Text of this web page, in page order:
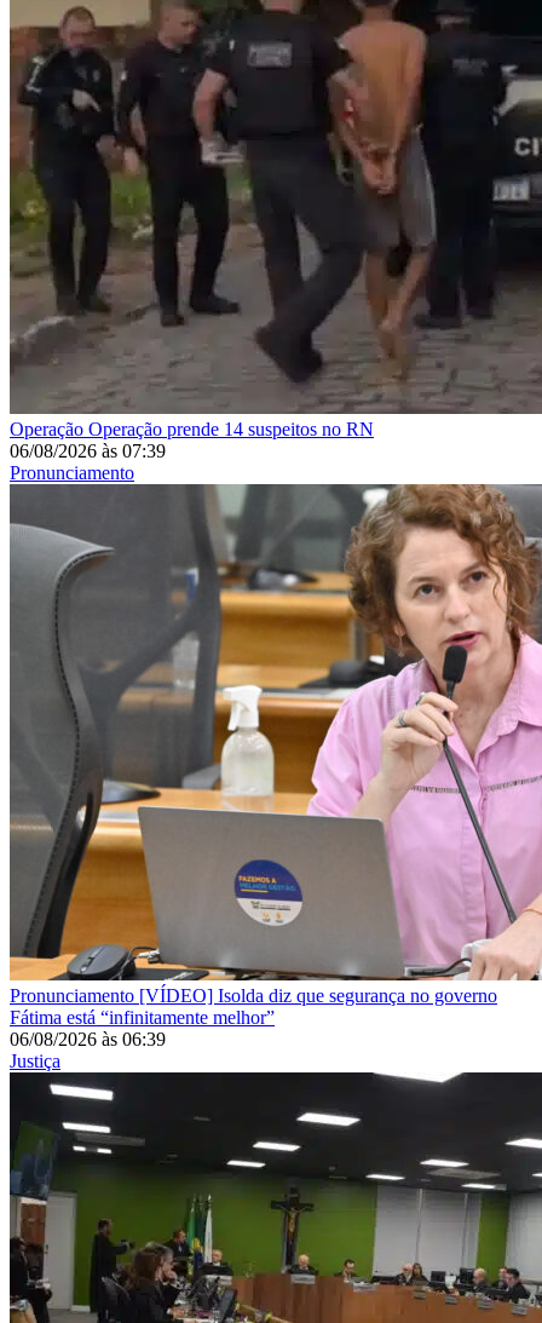
Operação Operação prende 14 suspeitos no RN
06/08/2026 às 07:39
Pronunciamento
Pronunciamento [VÍDEO] Isolda diz que segurança no governo
Fátima está “infinitamente melhor”
06/08/2026 às 06:39
Justiça